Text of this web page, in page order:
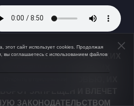
НАРКОТИЧЕСКИХ
ВРЕД ЗДОРОВЬЮ, ИХ
ЗАПРЕЩЁН И ВЛЕЧЕТ
ЗАКОНОДАТЕЛЬСТВОМ
этот сайт использует cookies. Продолжая
вы соглашаетесь с использованием файлов